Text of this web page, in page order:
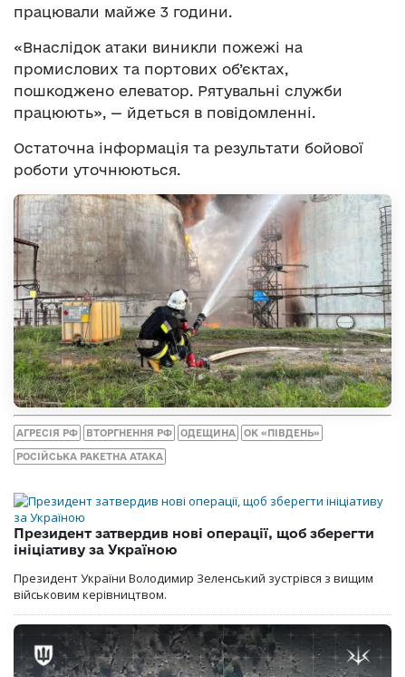
працювали майже 3 години.
«Внаслідок атаки виникли пожежі на
промислових та портових об’єктах,
пошкоджено елеватор. Рятувальні служби
працюють», — йдеться в повідомленні.
Остаточна інформація та результати бойової
роботи уточнюються.
АГРЕСІЯ РФ ВТОРГНЕННЯ РФ ОДЕЩИНА ОК «ПІВДЕНЬ»
РОСІЙСЬКА РАКЕТНА АТАКА
Президент затвердив нові операції, щоб зберегти
ініціативу за Україною
Президент України Володимир Зеленський зустрівся з вищим
військовим керівництвом.